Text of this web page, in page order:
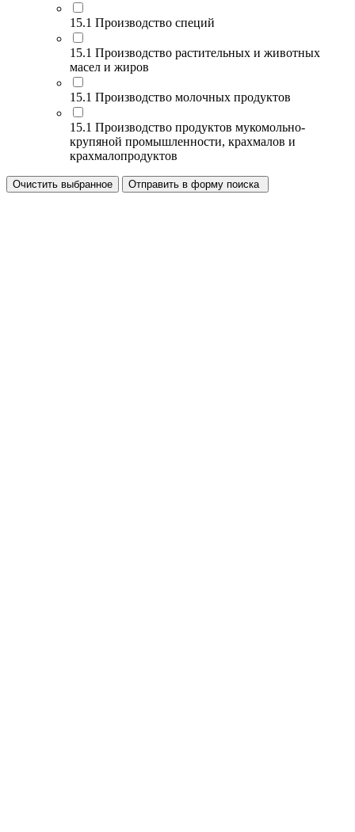
15.1 Производство специй
15.1 Производство растительных и животных
масел и жиров
15.1 Производство молочных продуктов
15.1 Производство продуктов мукомольно-
крупяной промышленности, крахмалов и
крахмалопродуктов